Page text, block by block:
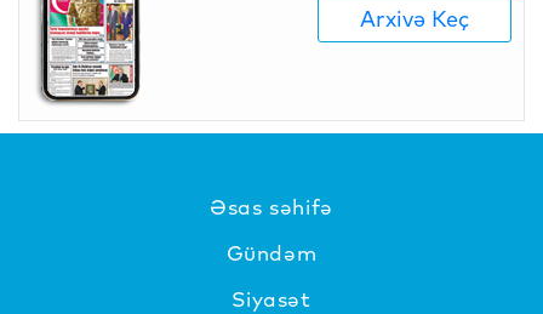
Arxivə Keç
Əsas səhifə
Gündəm
Siyasət